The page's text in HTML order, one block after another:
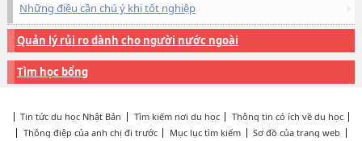
Những điều cần chú ý khi tốt nghiệp
Quản lý rủi ro dành cho người nước ngoài
Tìm học bổng
Tin tức du học Nhật Bản Tìm kiếm nơi du học
Thông tin có ích về du học
Thông điệp của anh chị đi trước
Mục lục tìm kiếm
Sơ đồ của trang web